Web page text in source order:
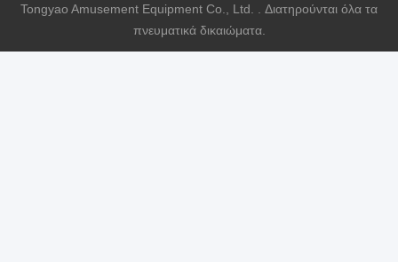
Tongyao Amusement Equipment Co., Ltd. . Διατηρούνται όλα τα
πνευματικά δικαιώματα.